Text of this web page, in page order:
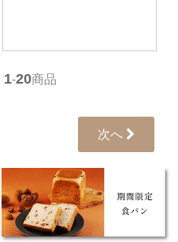
1-20商品
次へ